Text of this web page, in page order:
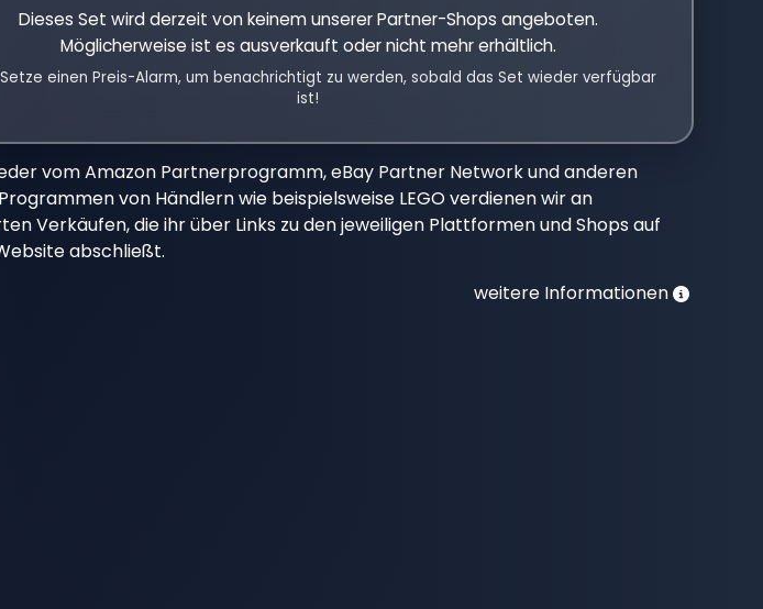
Dieses Set wird derzeit von keinem unserer Partner-Shops angeboten.
Möglicherweise ist es ausverkauft oder nicht mehr erhältlich.
einen Preis-Alarm, um benachrichtigt zu werden, sobald das Set wieder verfügbar
ist!
vom Amazon Partnerprogramm, eBay Partner Network und anderen
von Händlern wie beispielsweise LEGO verdienen wir an
Verkäufen, die ihr über Links zu den jeweiligen Plattformen und Shops auf
abschließt.
weitere Informationen